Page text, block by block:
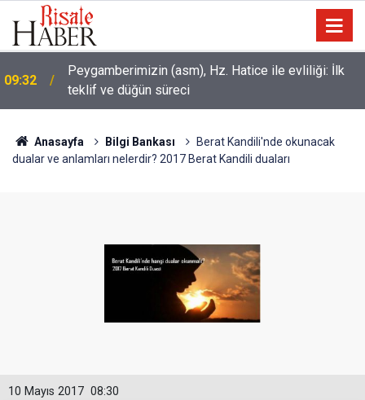
09:32
Peygamberimizin (asm), Hz. Hatice ile evliliği: İlk
teklif ve düğün süreci
Anasayfa Bilgi Bankası
Berat Kandili'nde okunacak
dualar ve anlamları nelerdir? 2017 Berat Kandili duaları
08:30
10 Mayıs 2017